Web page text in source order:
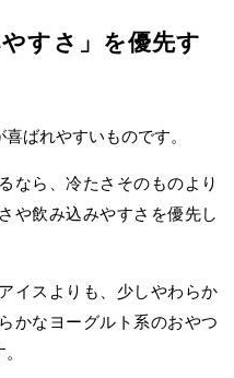
すさ」を優先す
ばれやすいものです。
なら、冷たさそのものより
や飲み込みやすさを優先し
イスよりも、少しやわらか
かなヨーグルト系のおやつ